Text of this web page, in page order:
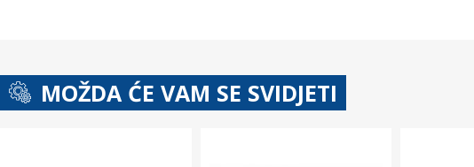
MOŽDA ĆE VAM SE SVIDJETI